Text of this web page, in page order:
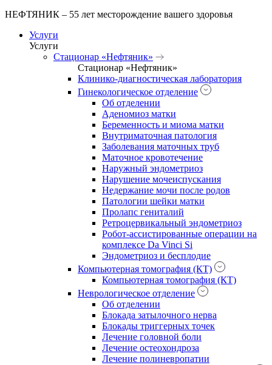
НЕФТЯНИК – 55 лет месторождение вашего здоровья
Услуги
Услуги
Стационар «Нефтяник»
Стационар «Нефтяник»
Клинико-диагностическая лаборатория
Гинекологическое отделение
Об отделении
Аденомиоз матки
Беременность и миома матки
Внутриматочная патология
Заболевания маточных труб
Маточное кровотечение
Наружный эндометриоз
Нарушение мочеиспускания
Недержание мочи после родов
Патологии шейки матки
Пролапс гениталий
Ретроцервикальный эндометриоз
Робот-ассистированные операции на
комплексе Da Vinci Si
Эндометриоз и бесплодие
Компьютерная томография (КТ)
Компьютерная томография (КТ)
Неврологическое отделение
Об отделении
Блокада затылочного нерва
Блокады триггерных точек
Лечение головной боли
Лечение остеохондроза
Лечение полиневропатии